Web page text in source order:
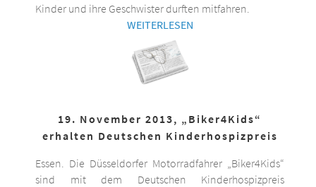
Kinder und ihre Geschwister durften mitfahren.
WEITERLESEN
19. November 2013, „Biker4Kids“
erhalten Deutschen Kinderhospizpreis
Essen. Die Düsseldorfer Motorradfahrer „Biker4Kids“
sind mit dem Deutschen Kinderhospizpreis